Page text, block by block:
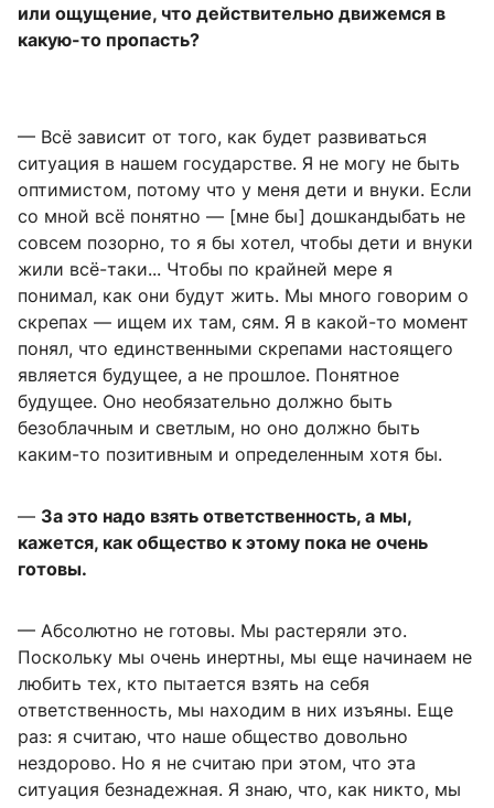
или ощущение, что действительно движемся в
какую-то пропасть?
— Всё зависит от того, как будет развиваться
ситуация в нашем государстве. Я не могу не быть
оптимистом, потому что у меня дети и внуки. Если
со мной всё понятно — [мне бы] дошкандыбать не
совсем позорно, то я бы хотел, чтобы дети и внуки
жили всё-таки... Чтобы по крайней мере я
понимал, как они будут жить. Мы много говорим о
скрепах — ищем их там, сям. Я в какой-то момент
понял, что единственными скрепами настоящего
является будущее, а не прошлое. Понятное
будущее. Оно необязательно должно быть
безоблачным и светлым, но оно должно быть
каким-то позитивным и определенным хотя бы.
— За это надо взять ответственность, а мы,
кажется, как общество к этому пока не очень
готовы.
— Абсолютно не готовы. Мы растеряли это.
Поскольку мы очень инертны, мы еще начинаем не
любить тех, кто пытается взять на себя
ответственность, мы находим в них изъяны. Еще
раз: я считаю, что наше общество довольно
нездорово. Но я не считаю при этом, что эта
ситуация безнадежная. Я знаю, что, как никто, мы